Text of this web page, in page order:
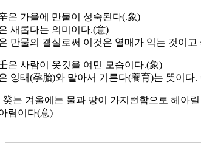
은 가을에 만물이 성숙된다(.象)
새롭다는 의미이다.(意)
만물의 결실로써 이것은 열매가 익는 것이
은 사람이 옷깃을 여민 모습이다.(象)
잉태(孕胎)와 맡아서 기른다(養育)는 뜻이
癸는 겨울에는 물과 땅이 가지런함으로 헤아
림이다(意)